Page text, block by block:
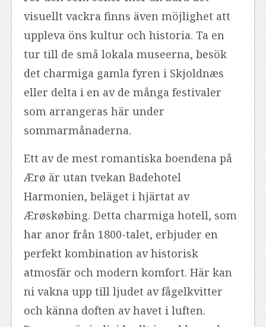
visuellt vackra finns även möjlighet att
uppleva öns kultur och historia. Ta en
tur till de små lokala museerna, besök
det charmiga gamla fyren i Skjoldnæs
eller delta i en av de många festivaler
som arrangeras här under
sommarmånaderna.
Ett av de mest romantiska boendena på
Ærø är utan tvekan Badehotel
Harmonien, beläget i hjärtat av
Ærøskøbing. Detta charmiga hotell, som
har anor från 1800-talet, erbjuder en
perfekt kombination av historisk
atmosfär och modern komfort. Här kan
ni vakna upp till ljudet av fågelkvitter
och känna doften av havet i luften.